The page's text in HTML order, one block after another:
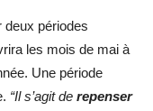
deux périodes
les mois de mai à
Une période
“Il s’agit de repenser